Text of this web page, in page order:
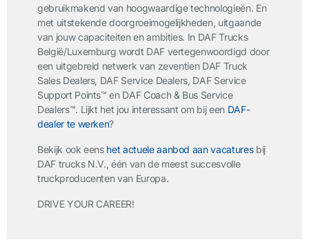
gebruikmakend van hoogwaardige technologieën. En
met uitstekende doorgroeimogelijkheden, uitgaande
van jouw capaciteiten en ambities. In DAF Trucks
België/Luxemburg wordt DAF vertegenwoordigd door
een uitgebreid netwerk van zeventien DAF Truck
Sales Dealers, DAF Service Dealers, DAF Service
Support Points™ en DAF Coach & Bus Service
Dealers™. Lijkt het jou interessant om bij een DAF-
dealer te werken?
Bekijk ook eens het actuele aanbod aan vacaturesbij
DAF trucks N.V., één van de meest succesvolle
truckproducenten van Europa.
DRIVE YOUR CAREER!